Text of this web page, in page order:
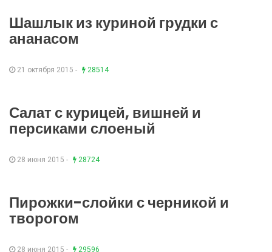
Шашлык из куриной грудки с
ананасом
21 октября 2015 - 28514
Салат с курицей, вишней и
персиками слоеный
28 июня 2015 - 28724
Пирожки-слойки с черникой и
творогом
28 июня 2015 - 29596